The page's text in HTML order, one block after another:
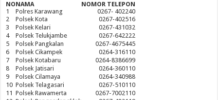
NONAMA
NOMOR TELEPON
1
Polres Karawang
0267- 402240
2
Polsek Kota
0267-402516
3
Polsek Kelari
0267-431032
4
Polsek Telukjambe
0267-642222
5
Polsek Pangkalan
0267-4675445
6
Polsek Cikampek
0264-316110
7
Polsek Kotabaru
0264-8386699
8
Polsek Jatisari
0264-360110
9
Polsek Cilamaya
0264-340988
10 Polsek Telagasari
0267-510110
11 Polsek Rawamerta
0267-7002110